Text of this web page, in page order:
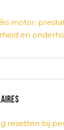
motor:
en
resetten bij